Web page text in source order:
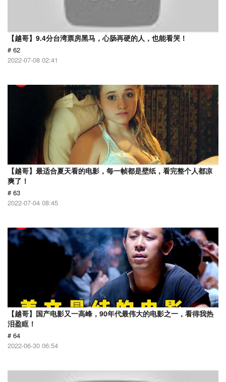
【越哥】9.4分台湾票房黑马，心肠再硬的人，也能看哭！
# 62
2022-07-08 02:41
【越哥】最适合夏天看的电影，每一帧都是壁纸，看完整个人都凉
爽了！
# 63
2022-07-04 08:45
【越哥】国产电影又一高峰，90年代最伟大的电影之一，看得我热
泪盈眶！
# 64
2022-06-30 06:54